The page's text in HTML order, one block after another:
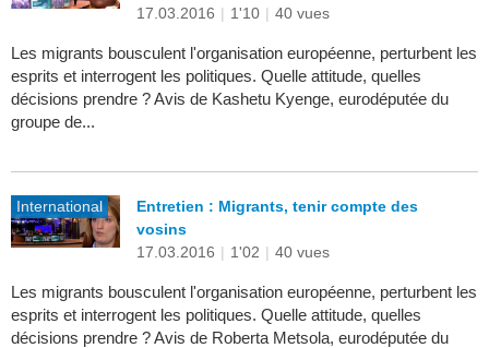
17.03.2016 | 1'10 | 40 vues
Les migrants bousculent l'organisation européenne, perturbent les
esprits et interrogent les politiques. Quelle attitude, quelles
décisions prendre ? Avis de Kashetu Kyenge, eurodéputée du
groupe de...
International
Entretien : Migrants, tenir compte des
vosins
17.03.2016 | 1'02 | 40 vues
Les migrants bousculent l'organisation européenne, perturbent les
esprits et interrogent les politiques. Quelle attitude, quelles
décisions prendre ? Avis de Roberta Metsola, eurodéputée du